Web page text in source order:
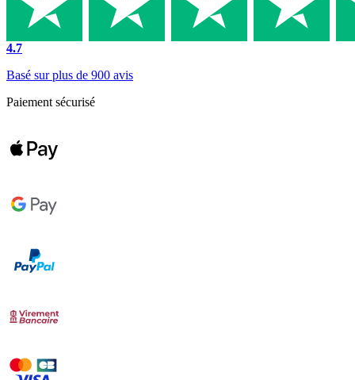
4.7
Basé sur plus de 900 avis
Paiement sécurisé